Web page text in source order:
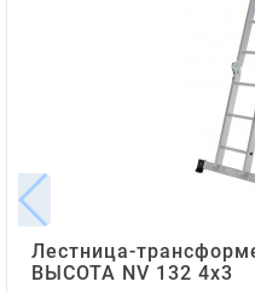
Лестница-
ВЫСОТА NV 132 4х3